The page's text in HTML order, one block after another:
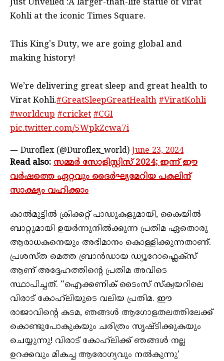
Just Unveiled :A larger-than-life statue of Virat
Kohli at the iconic Times Square.
This King's Duty, we are going global and
making history!
We’re delivering great sleep and great health to
Virat Kohli.#GreatSleepGreatHealth #ViratKohli
#worldcup #cricket #CGI
pic.twitter.com/5WpkZcwa7i
— Duroflex (@Duroflex_world) June 23, 2024
Read also: സമ്മർ സോളിസ്റ്റിസ് 2024; ഇന്ന് ഈ
വർഷത്തെ ഏറ്റവും ദൈർഘ്യമേറിയ പകലിന്
സാക്ഷ്യം വഹിക്കാം
കാൽമുട്ടിൽ ക്രിക്കറ്റ് പാഡുകളുമായി, കൈയിൽ
ബാറ്റുമായി ഉയർന്നുനിൽക്കുന്ന പ്രതിമ ഏതൊരു
ആരാധകനെയും അഭിമാനം കൊള്ളിക്കുന്നതാണ്.
പ്രശസ്ത മെത്ത ബ്രാൻഡായ ഡ്യൂറോഫ്ലെക്‌സ്
ആണ് അദ്ദേഹത്തിന്റെ പ്രതിമ അവിടെ
സ്ഥാപിച്ചത്. “ഐക്കണിക് ടൈംസ് സ്‌ക്വയറിലെ
വിരാട് കോഹ്‌ലിയുടെ വലിയ പ്രതിമ. ഈ
രാജാവിൻ്റെ കടമ, ഞങ്ങൾ ആഗോളതലത്തിലേക്ക്
കൊണ്ടുപോകുകയും ചരിത്രം സൃഷ്ടിക്കുകയും
ചെയ്യുന്നു! വിരാട് കോഹ്‌ലിക്ക് ഞങ്ങൾ നല്ല
ഉറക്കവും മികച്ച ആരോഗ്യവും നൽകുന്നു’